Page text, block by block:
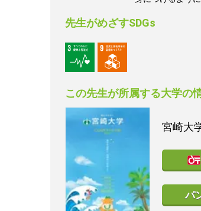
先生がめざすSDGs
この先生が所属する大学の
宮崎大
パ